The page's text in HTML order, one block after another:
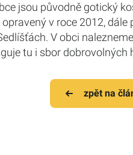
jsou původně gotický
v roce 2012,
V obci
tu i sbor dobrovolných
zpět na